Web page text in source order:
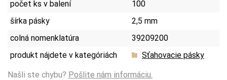
počet ks v balení
100
šírka pásky
2,5 mm
colná nomenklatúra
39209200
produkt nájdete v kategóriách
Sťahovacie pásky
Našli ste chybu? Pošlite nám informáciu.